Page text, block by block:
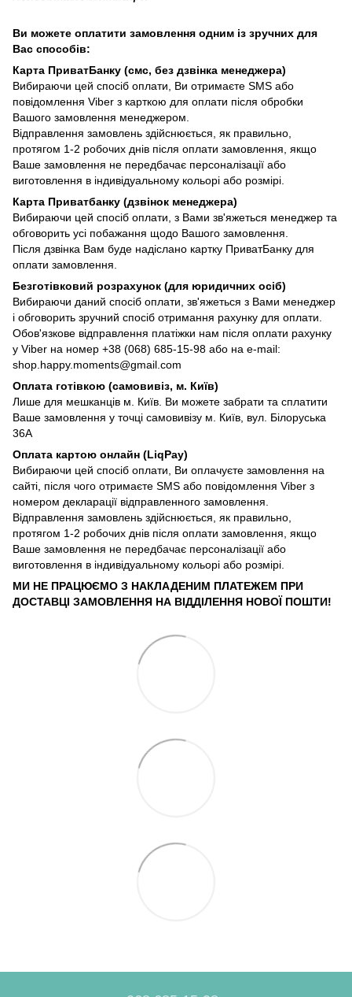
Ви можете оплатити замовлення одним із зручних для
Вас способів:
Карта ПриватБанку (смс, без дзвінка менеджера)
Вибираючи цей спосіб оплати, Ви отримаєте SMS або
повідомлення Viber з карткою для оплати після обробки
Вашого замовлення менеджером.
Відправлення замовлень здійснюється, як правильно,
протягом 1-2 робочих днів після оплати замовлення, якщо
Ваше замовлення не передбачає персоналізації або
виготовлення в індивідуальному кольорі або розмірі.
Карта Приватбанку (дзвінок менеджера)
Вибираючи цей спосіб оплати, з Вами зв'яжеться менеджер та
обговорить усі побажання щодо Вашого замовлення.
Після дзвінка Вам буде надіслано картку ПриватБанку для
оплати замовлення.
Безготівковий розрахунок (для юридичних осіб)
Вибираючи даний спосіб оплати, зв'яжеться з Вами менеджер
і обговорить зручний спосіб отримання рахунку для оплати.
Обов'язкове відправлення платіжки нам після оплати рахунку
у Viber на номер +38 (068) 685-15-98 або на e-mail:
shop.happy.moments@gmail.com
Оплата готівкою (самовивіз, м. Київ)
Лише для мешканців м. Київ. Ви можете забрати та сплатити
Ваше замовлення у точці самовивізу м. Київ, вул. Білоруська
36А
Оплата картою онлайн (LiqPay)
Вибираючи цей спосіб оплати, Ви оплачуєте замовлення на
сайті, після чого отримаєте SMS або повідомлення Viber з
номером декларації відправленного замовлення.
Відправлення замовлень здійснюється, як правильно,
протягом 1-2 робочих днів після оплати замовлення, якщо
Ваше замовлення не передбачає персоналізації або
виготовлення в індивідуальному кольорі або розмірі.
МИ НЕ ПРАЦЮЄМО З НАКЛАДЕНИМ ПЛАТЕЖЕМ ПРИ
ДОСТАВЦІ ЗАМОВЛЕННЯ НА ВІДДІЛЕННЯ НОВОЇ ПОШТИ!